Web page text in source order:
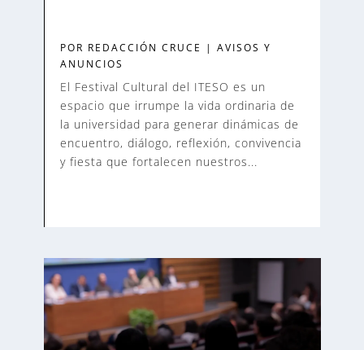
POR REDACCIÓN CRUCE | AVISOS Y
ANUNCIOS
El Festival Cultural del ITESO es un
espacio que irrumpe la vida ordinaria de
la universidad para generar dinámicas de
encuentro, diálogo, reflexión, convivencia
y fiesta que fortalecen nuestros...